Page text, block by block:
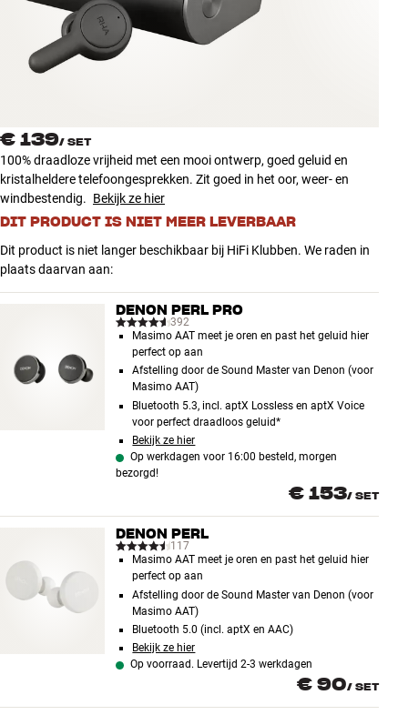
Accessoires
INSPIRATIE
NIEUW
AANBIEDINGEN
Winkels
Klantenservice
€ 139/ SET
100% draadloze vrijheid met een mooi ontwerp, goed geluid en
kristalheldere telefoongesprekken. Zit goed in het oor, weer- en
windbestendig. Bekijk ze hier
DIT PRODUCT IS NIET MEER LEVERBAAR
Dit product is niet langer beschikbaar bij HiFi Klubben. We raden in
plaats daarvan aan:
DENON PERL PRO
392
Masimo AAT meet je oren en past het geluid hier
perfect op aan
Afstelling door de Sound Master van Denon (voor
Masimo AAT)
Bluetooth 5.3, incl. aptX Lossless en aptX Voice
voor perfect draadloos geluid*
Bekijk ze hier
Op werkdagen voor 16:00 besteld, morgen
bezorgd!
€ 153/ SET
DENON PERL
117
Masimo AAT meet je oren en past het geluid hier
perfect op aan
Afstelling door de Sound Master van Denon (voor
Masimo AAT)
Bluetooth 5.0 (incl. aptX en AAC)
Bekijk ze hier
Op voorraad. Levertijd 2-3 werkdagen
€ 90/ SET